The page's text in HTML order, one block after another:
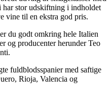
stor udskiftning i indholdet
vine til en ekstra god pris.
du godt omkring hele Italien
og producenter herunder Teo
fuldblodsspanier med saftige
Rioja, Valencia og